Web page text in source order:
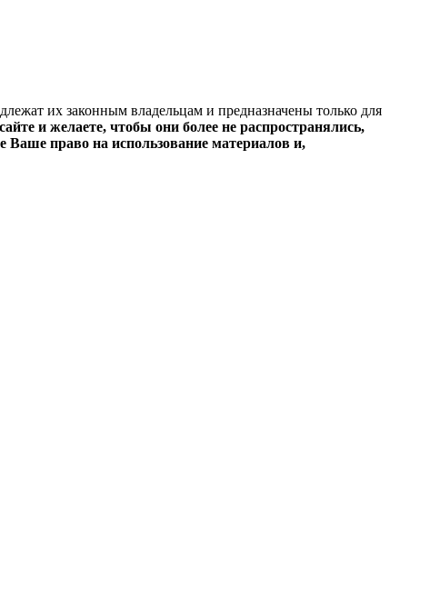
их законным владельцам и предназначены только для
и желаете, чтобы они более не распространялись,
право на использование материалов и,